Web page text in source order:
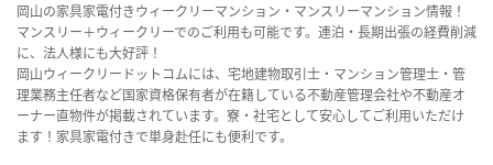
岡山の家具家電付きウィークリーマンション・マンスリーマンション情報！
マンスリー＋ウィークリーでのご利用も可能です。連泊・長期出張の経費削減
に、法人様にも大好評！
岡山ウィークリードットコムには、宅地建物取引士・マンション管理士・管
理業務主任者など国家資格保有者が在籍している不動産管理会社や不動産オ
ーナー直物件が掲載されています。寮・社宅として安心してご利用いただけ
ます！家具家電付きで単身赴任にも便利です。